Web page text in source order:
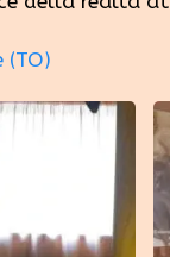
(TO)